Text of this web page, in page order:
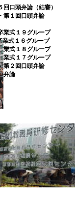
口頭弁論（結審）
第１回口頭弁論
業式１９グループ
業式１６グループ
業式１８グループ
業式１７グループ
第２回口頭弁論
弁論